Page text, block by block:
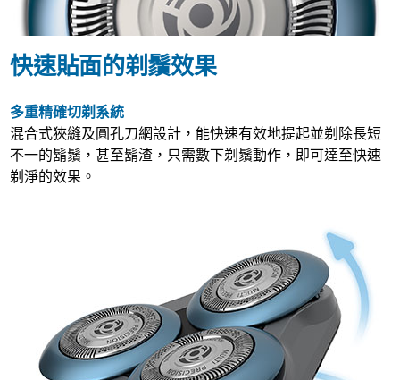
快速貼面的剃鬚效果
多重精確切剃系統
混合式狹縫及圓孔刀網設計，能快速有效地提起並剃除長短
不一的鬍鬚，甚至鬍渣，只需數下剃鬚動作，即可達至快速
剃淨的效果。